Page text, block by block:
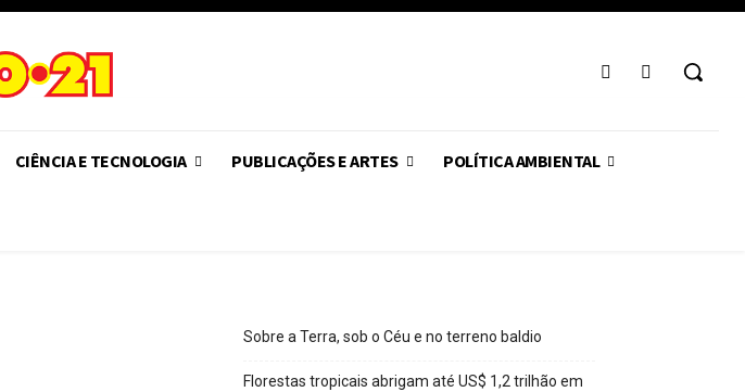
CIÊNCIA E TECNOLOGIA PUBLICAÇÕES E ARTES POLÍTICA AMBIENTAL
Sobre a Terra, sob o Céu e no terreno baldio
Florestas tropicais abrigam até US$ 1,2 trilhão em